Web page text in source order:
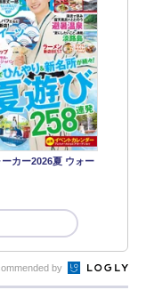
ーカー2026夏 ウォー
by